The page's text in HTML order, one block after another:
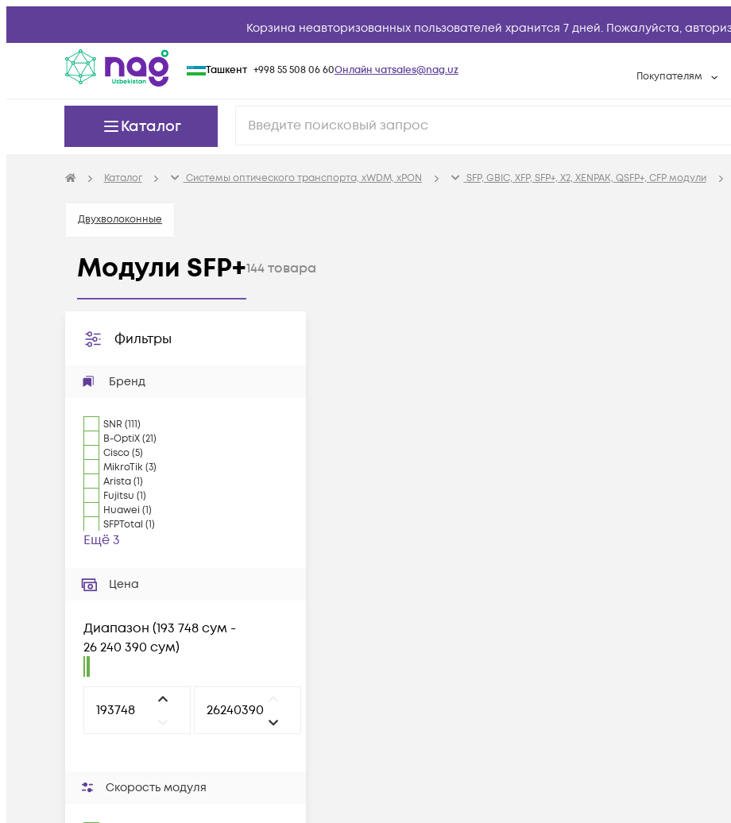
Корзина неавторизованных пользователей хранится 7 дней. Пожалуйста,
Ташкент +998 55 508 06 60Онлайн чатsales@nag.uz Покупателям
Вопросы и ответы
Каталог
Каталог Системы оптического транспорта, xWDM, xPON SFP, GBIC, XFP, SFP+, X2, XENPAK, QSFP+, CFP модули
Двухволоконные
Модули SFP+144товара
Фильтры
Бренд
SNR (111)
B-OptiX(21)
Cisco(5)
MikroTik(3)
Arista(1)
Fujitsu (1)
Huawei (1)
SFPTotal (1)
Ещё 3
Цена
Диапазон (193 748 сум -
26 240 390 сум)
Скорость модуля